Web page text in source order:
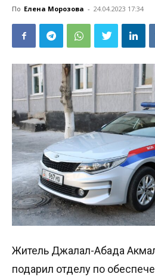
По Елена Морозова - 24.04.2023 17:34
Житель Джалал-Абада
подарил отделу по